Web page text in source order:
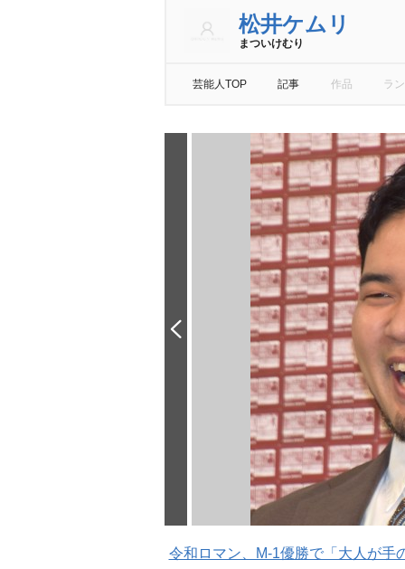
松井ケムリ
まついけむり
芸能人TOP 記事 作品 ラ
令和ロマン、M-1優勝で「大人が